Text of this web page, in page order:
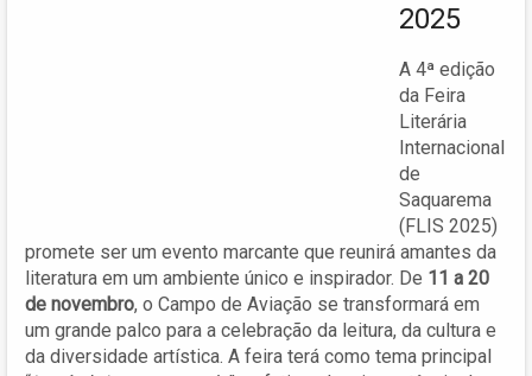
2025
A 4ª edição
da Feira
Literária
Internacional
de
Saquarema
(FLIS 2025)
promete ser um evento marcante que reunirá amantes da
literatura em um ambiente único e inspirador. De 11 a 20
de novembro, o Campo de Aviação se transformará em
um grande palco para a celebração da leitura, da cultura e
da diversidade artística. A feira terá como tema principal